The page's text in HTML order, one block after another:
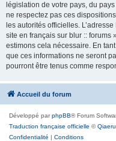
législation de votre pays, du
ne respectez pas ces
les autorités officielles.
site en français sur blur :: forums
estimons cela nécessaire. En
que ces informations ne seront
pourront être tenus comme
Accueil du forum
Développé parphpBB® Forum
Traduction française officielle ©Qiaeru
Confidentialité | Conditions